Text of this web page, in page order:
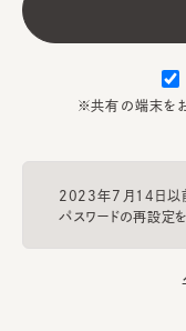
※共有の端末を
2023年7月14日以
パスワードの再設定